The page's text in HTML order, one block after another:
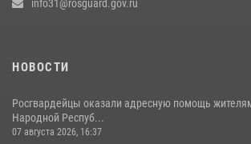
info31@rosguard.gov.ru
НОВОСТИ
Росгвардейцы оказали адресную помощь
Народной Респуб...
07 августа 2026, 16:37